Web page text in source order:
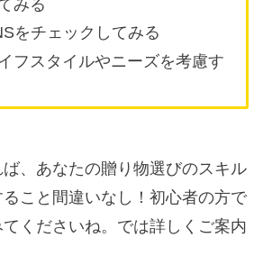
みる
をチェックしてみる
フスタイルやニーズを考慮す
、あなたの贈り物選びのスキル
こと間違いなし！初心者の方で
くださいね。では詳しくご案内